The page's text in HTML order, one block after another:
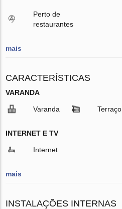
Perto de
restaurantes
mais
CARACTERÍSTICAS
VARANDA
Varanda Terraço
INTERNET E TV
Internet
mais
INSTALAÇÕES INTERNAS